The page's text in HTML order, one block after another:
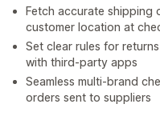
Fetch accurate shipping
customer location at
Set clear rules for
with third-party apps
Seamless multi-brand
orders sent to suppliers